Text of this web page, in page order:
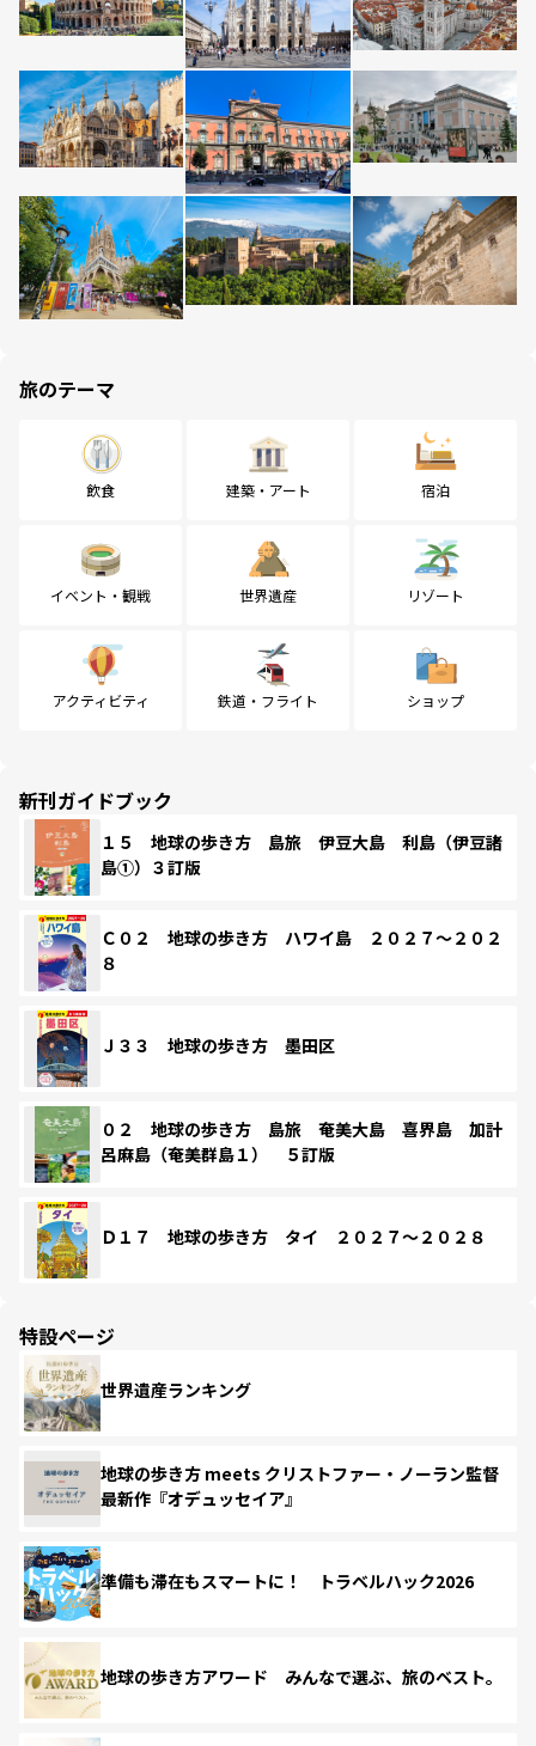
旅のテーマ
飲食 建築・アート 宿泊
イベント・観戦 世界遺産 リゾート
アクティビティ 鉄道・フライト ショップ
新刊ガイドブック
１５ 地球の歩き方 島旅 伊豆大島 利島（伊豆諸
島①）３訂版
Ｃ０２ 地球の歩き方 ハワイ島 ２０２７～２０２
８
Ｊ３３ 地球の歩き方 墨田区
０２ 地球の歩き方 島旅 奄美大島 喜界島 加計
呂麻島（奄美群島１） ５訂版
Ｄ１７ 地球の歩き方 タイ ２０２７～２０２８
特設ページ
世界遺産ランキング
地球の歩き方 meets クリストファー・ノーラン監督
最新作『オデュッセイア』
準備も滞在もスマートに！ トラベルハック2026
地球の歩き方アワード みんなで選ぶ、旅のベスト。